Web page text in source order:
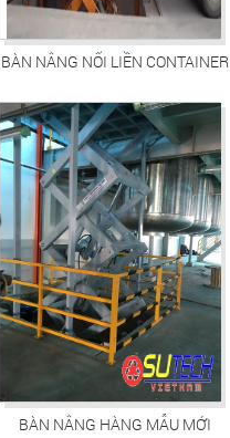
BÀN NÂNG NỐI LIỀN CONTAINER
BÀN NÂNG HÀNG MẪU MỚI